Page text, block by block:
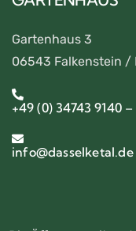
Gartenhaus 3
06543 Falkenstein /
+49 (0) 34743 9140
info@dasselketal.de